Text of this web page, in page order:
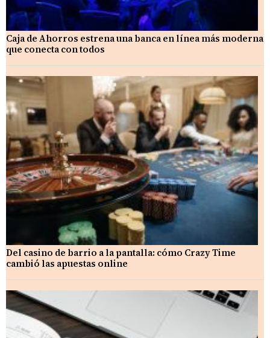
Caja de Ahorros estrena una banca en línea más moderna
que conecta con todos
Del casino de barrio a la pantalla: cómo Crazy Time
cambió las apuestas online